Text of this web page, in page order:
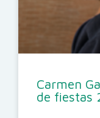
Carmen
de fiestas